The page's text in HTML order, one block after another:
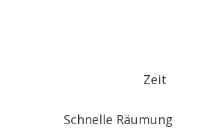
Zeit
Schnelle Räumung